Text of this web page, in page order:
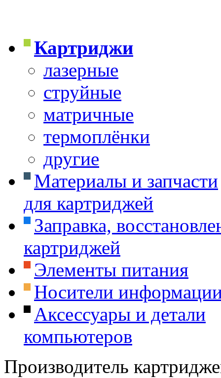
Картриджи
лазерные
струйные
матричные
термоплёнки
другие
Материалы и запчасти
для картриджей
Заправка,
картриджей
Элементы питания
Носители
Аксессуары и детали
компьютеров
Производитель